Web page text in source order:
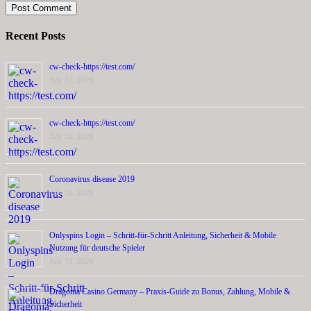
Recent Posts
cw-check-https://test.com/
cw-check-https://test.com/
Coronavirus disease 2019
July 31, 2026
Onlyspins Login – Schritt‑für‑Schritt Anleitung, Sicherheit & Mobile
Nutzung für deutsche Spieler
Dragonia Casino Germany – Praxis‑Guide zu Bonus, Zahlung, Mobile &
Sicherheit